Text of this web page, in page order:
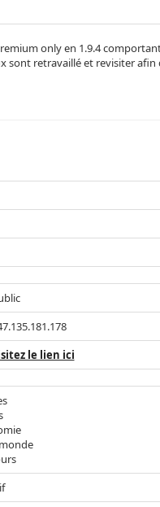
only en 1.9.4
retravaillé et revisiter afin
le lien ici